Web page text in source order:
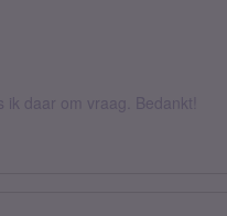
daar om vraag. Bedankt!